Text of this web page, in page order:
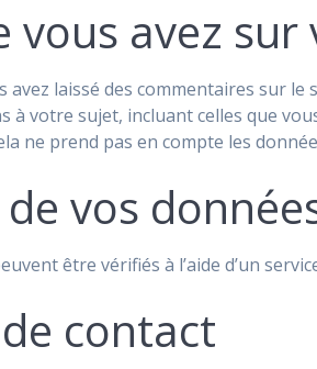
vous avez sur
avez laissé des commentaires sur
à votre sujet, incluant celles que
ne prend pas en compte les
vos
être vérifiés à l’aide d’un
contact